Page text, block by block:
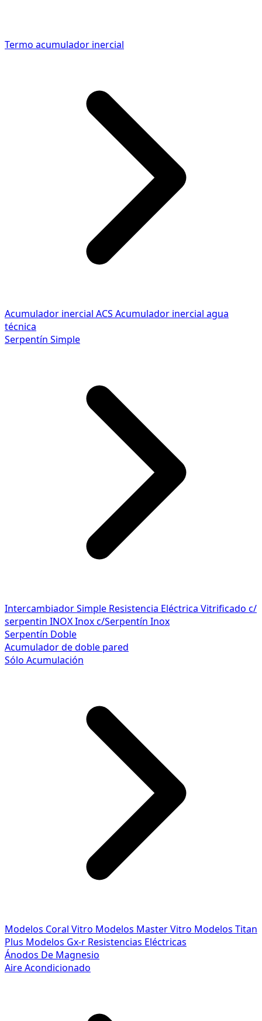
Termo acumulador inercial
Acumulador inercial ACS Acumulador inercial agua
técnica
Serpentín Simple
Intercambiador Simple Resistencia Eléctrica Vitrificado c/
serpentin INOXInox c/Serpentín Inox
Serpentín Doble
Acumulador de doble pared
Sólo Acumulación
Modelos Coral Vitro Modelos Master Vitro Modelos Titan
Plus Modelos Gx-r Resistencias Eléctricas
Ánodos De Magnesio
Aire Acondicionado